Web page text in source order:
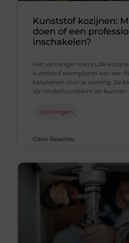
Kunststof kozijnen:
doen of een
inschakelen?
Het vervangen van oude
kunststof exemplaren kan een
betekenen voor je woning. Ze
zijn onderhoudsarm en kunnen
Woningen
Geen Reacties